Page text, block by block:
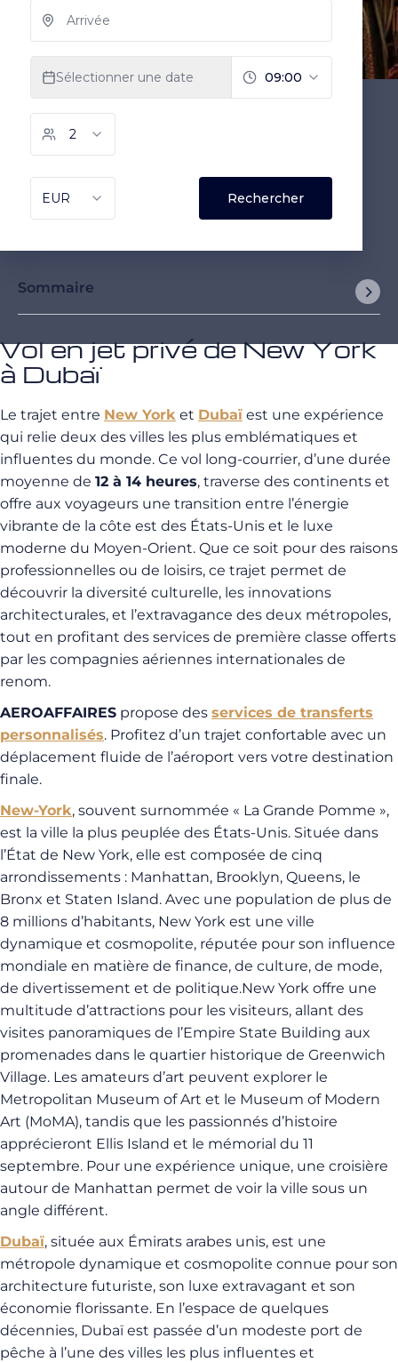
Sommaire
Vol en jet privé de New York
à Dubaï
Le trajet entre New York et Dubaï est une expérience
qui relie deux des villes les plus emblématiques et
influentes du monde. Ce vol long-courrier, d’une durée
moyenne de 12 à 14 heures, traverse des continents et
offre aux voyageurs une transition entre l’énergie
vibrante de la côte est des États-Unis et le luxe
moderne du Moyen-Orient. Que ce soit pour des raisons
professionnelles ou de loisirs, ce trajet permet de
découvrir la diversité culturelle, les innovations
architecturales, et l’extravagance des deux métropoles,
tout en profitant des services de première classe offerts
par les compagnies aériennes internationales de
renom.
AEROAFFAIRES propose des services de transferts
personnalisés. Profitez d’un trajet confortable avec un
déplacement fluide de l’aéroport vers votre destination
finale.
New-York, souvent surnommée « La Grande Pomme »,
est la ville la plus peuplée des États-Unis. Située dans
l’État de New York, elle est composée de cinq
arrondissements : Manhattan, Brooklyn, Queens, le
Bronx et Staten Island. Avec une population de plus de
8 millions d’habitants, New York est une ville
dynamique et cosmopolite, réputée pour son influence
mondiale en matière de finance, de culture, de mode,
de divertissement et de politique.New York offre une
multitude d’attractions pour les visiteurs, allant des
visites panoramiques de l’Empire State Building aux
promenades dans le quartier historique de Greenwich
Village. Les amateurs d’art peuvent explorer le
Metropolitan Museum of Art et le Museum of Modern
Art (MoMA), tandis que les passionnés d’histoire
apprécieront Ellis Island et le mémorial du 11
septembre. Pour une expérience unique, une croisière
autour de Manhattan permet de voir la ville sous un
angle différent.
Dubaï, située aux Émirats arabes unis, est une
métropole dynamique et cosmopolite connue pour son
architecture futuriste, son luxe extravagant et son
économie florissante. En l’espace de quelques
décennies, Dubaï est passée d’un modeste port de
pêche à l’une des villes les plus influentes et